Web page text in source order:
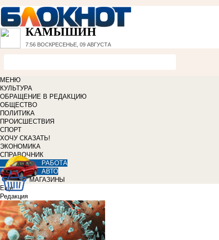
КАМЫШИН
7:56 ВОСКРЕСЕНЬЕ, 09 АВГУСТА
МЕНЮ
КУЛЬТУРА
ОБРАЩЕНИЕ В РЕДАКЦИЮ
ОБЩЕСТВО
ПОЛИТИКА
ПРОИСШЕСТВИЯ
СПОРТ
ХОЧУ СКАЗАТЬ!
ЭКОНОМИКА
СПРАВОЧНИК
РАБОТА
АВТО
МАГАЗИНЫ
Еще
Редакция